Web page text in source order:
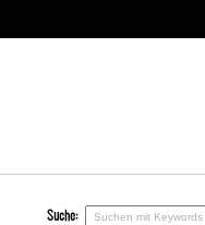
Suche: